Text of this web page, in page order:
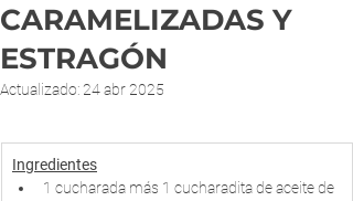
CARAMELIZADAS Y
ESTRAGÓN
Actualizado:24 abr 2025
Ingredientes
1 cucharada más 1 cucharadita de aceite de